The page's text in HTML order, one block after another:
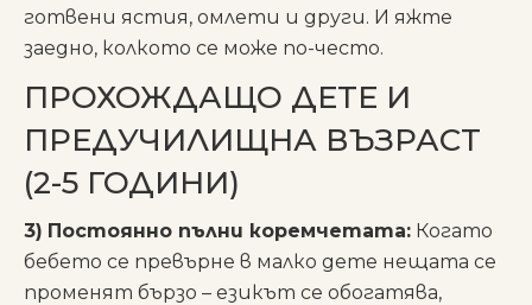
готвени ястия, омлети и други. И яжте
заедно, колкото се може по-често.
ПРОХОЖДАЩО ДЕТЕ И
ПРЕДУЧИЛИЩНА ВЪЗРАСТ
(2-5 ГОДИНИ)
3) Постоянно пълни коремчетата: Когато
бебето се превърне в малко дете нещата се
променят бързо – езикът се обогатява,